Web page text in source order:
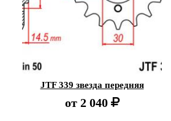
JTF 339 звезда передняя
от 2 040